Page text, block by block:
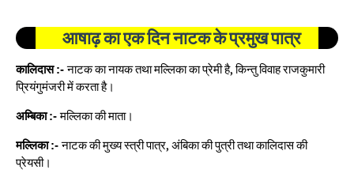
आषाढ़ का एक दिन नाटक के प्रमुख पात्र
कालिदास:- नाटक का नायक तथा मल्लिका का प्रेमी है, किन्तु विवाह राजकुमारी
प्रियंगुमंजरी में करता है।
अम्बिका:- मल्लिका की माता।
मल्लिका:- नाटक की मुख्य स्त्री पात्र, अंबिका की पुत्री तथा कालिदास की
प्रेयसी।